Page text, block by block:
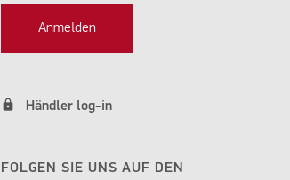
Anmelden
lock Händler log-in
FOLGEN SIE UNS AUF DEN